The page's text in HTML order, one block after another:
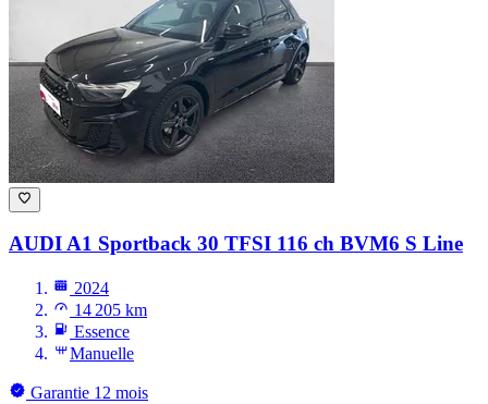
AUDI A1 Sportback 30 TFSI 116 ch BVM6 S Line
2024
14 205 km
Essence
Manuelle
Garantie 12 mois